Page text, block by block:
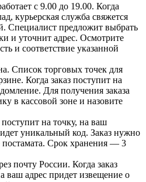
с 9.00 до 19.00. Когда
курьерская служба свяжется
Специалист предложит выбрать
и уточнит адрес. Осмотрите
и соответствие указанной
Список торговых точек для
Когда заказ поступит на
Для получения заказа
в кассовой зоне и назовите
поступит на точку, на ваш
уникальный код. Заказ нужно
постамата. Срок хранения — 3
почту России. Когда заказ
ваш адрес придет извещение о